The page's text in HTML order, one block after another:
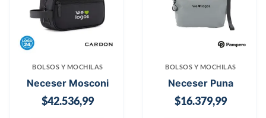
BOLSOS Y MOCHILAS
Neceser Mosconi
$42.536,99
BOLSOS Y MOCHILAS
Neceser Puna
$16.379,99